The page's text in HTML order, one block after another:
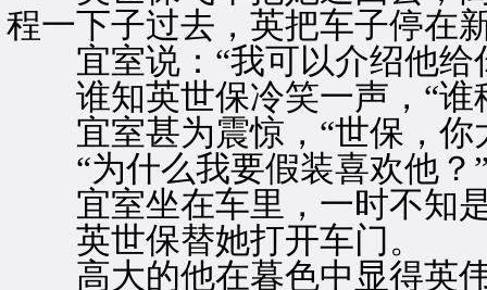
程一下子过去，英把车子停在
宜室说：“我可以介绍他给
谁知英世保冷笑一声，“谁
宜室甚为震惊，“世保，你
“为什么我要假装喜欢他？
宜室坐在车里，一时不知
英世保替她打开车门。
高大的他在暮色中显得英伟